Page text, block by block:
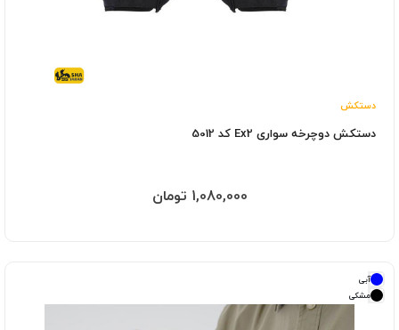
دستکش
دستکش دوچرخه سواری Ex2 کد 5012
1,080,000 تومان
آبی
مشکی